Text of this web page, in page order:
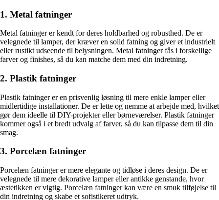
1. Metal fatninger
Metal fatninger er kendt for deres holdbarhed og robusthed. De er
velegnede til lamper, der kræver en solid fatning og giver et industrielt
eller rustikt udseende til belysningen. Metal fatninger fås i forskellige
farver og finishes, så du kan matche dem med din indretning.
2. Plastik fatninger
Plastik fatninger er en prisvenlig løsning til mere enkle lamper eller
midlertidige installationer. De er lette og nemme at arbejde med, hvilket
gør dem ideelle til DIY-projekter eller børneværelser. Plastik fatninger
kommer også i et bredt udvalg af farver, så du kan tilpasse dem til din
smag.
3. Porcelæn fatninger
Porcelæn fatninger er mere elegante og tidløse i deres design. De er
velegnede til mere dekorative lamper eller antikke genstande, hvor
æstetikken er vigtig. Porcelæn fatninger kan være en smuk tilføjelse til
din indretning og skabe et sofistikeret udtryk.